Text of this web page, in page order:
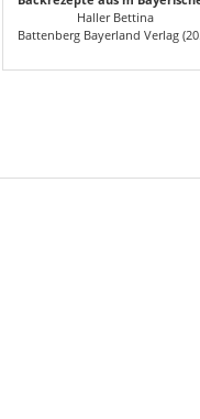
Haller Bettina
Battenberg Bayerland Verlag (2023)